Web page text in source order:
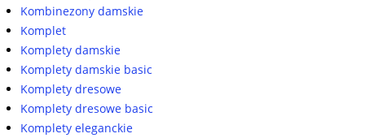
Kombinezony damskie
Komplet
Komplety damskie
Komplety damskie basic
Komplety dresowe
Komplety dresowe basic
Komplety eleganckie